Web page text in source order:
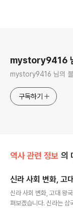
mystory9416
mystory9416 님의
구독하기
역사 관련 정보 의
신라 사회 변화, 고
신라 사회 변화, 고대 왕
펴보겠습니다. 신라는 삼